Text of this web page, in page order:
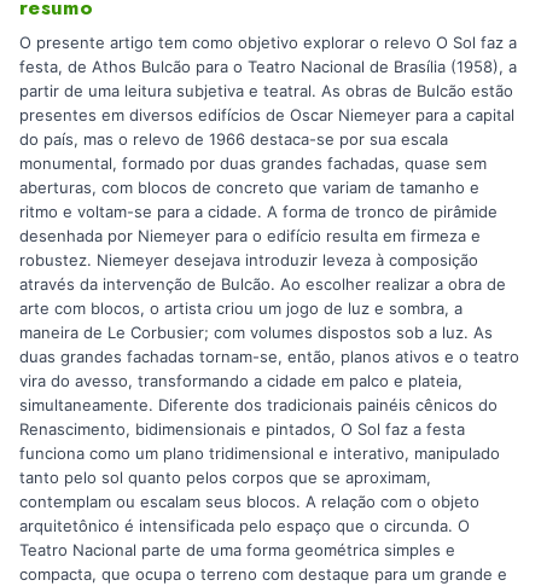
resumo
O presente artigo tem como objetivo explorar o relevo O Sol faz a
festa, de Athos Bulcão para o Teatro Nacional de Brasília (1958), a
partir de uma leitura subjetiva e teatral. As obras de Bulcão estão
presentes em diversos edifícios de Oscar Niemeyer para a capital
do país, mas o relevo de 1966 destaca-se por sua escala
monumental, formado por duas grandes fachadas, quase sem
aberturas, com blocos de concreto que variam de tamanho e
ritmo e voltam-se para a cidade. A forma de tronco de pirâmide
desenhada por Niemeyer para o edifício resulta em firmeza e
robustez. Niemeyer desejava introduzir leveza à composição
através da intervenção de Bulcão. Ao escolher realizar a obra de
arte com blocos, o artista criou um jogo de luz e sombra, a
maneira de Le Corbusier; com volumes dispostos sob a luz. As
duas grandes fachadas tornam-se, então, planos ativos e o teatro
vira do avesso, transformando a cidade em palco e plateia,
simultaneamente. Diferente dos tradicionais painéis cênicos do
Renascimento, bidimensionais e pintados, O Sol faz a festa
funciona como um plano tridimensional e interativo, manipulado
tanto pelo sol quanto pelos corpos que se aproximam,
contemplam ou escalam seus blocos. A relação com o objeto
arquitetônico é intensificada pelo espaço que o circunda. O
Teatro Nacional parte de uma forma geométrica simples e
compacta, que ocupa o terreno com destaque para um grande e